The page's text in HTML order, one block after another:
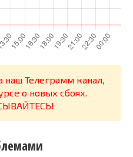
наш Телеграмм канал,
о новых сбоях.